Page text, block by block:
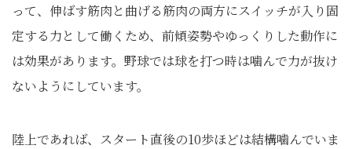
って、伸ばす筋肉と曲げる筋肉の両方にスイッチが入り固
定する力として働くため、前傾姿勢やゆっくりした動作に
は効果があります。野球では球を打つ時は噛んで力が抜け
ないようにしています。
陸上であれば、スタート直後の10歩ほどは結構噛んでいま